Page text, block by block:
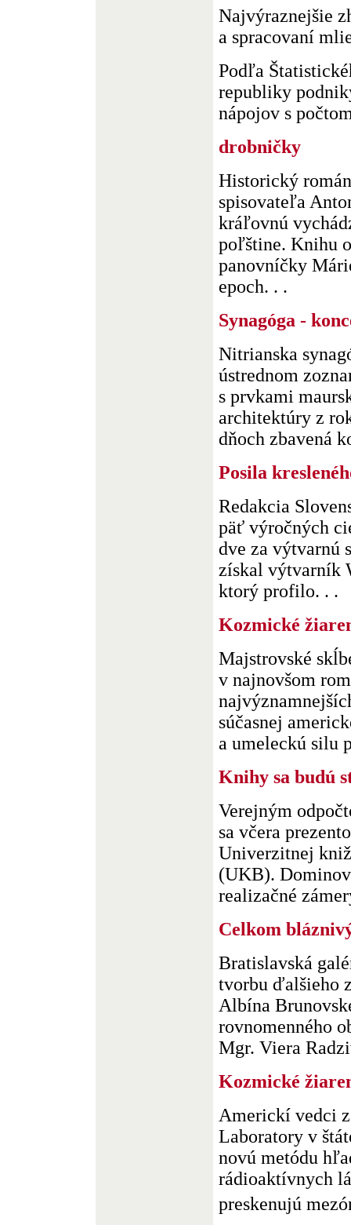
Najvýraznejšie
a spracovaní
Podľa
republiky
nápojov s
drobničky
Historický
spisovateľa
kráľovnú
poľštine. Knihu
panovníčky
epoch. . .
Synagóga -
Nitrianska
ústrednom
s prvkami
architektúry z
dňoch zbavená
Posila
Redakcia
päť výročných
dve za výtvarnú
získal výtvarník
ktorý profilo. . .
Kozmické
Majstrovské
v najnovšom
súčasnej
a umeleckú silu
Knihy sa budú
Verejným
sa včera
Univerzitnej
(UKB).
realizačné
Celkom
Bratislavská
tvorbu ďalšieho
Albína
rovnomenného
Mgr. Viera
Kozmické
Americkí vedci
Laboratory v
novú metódu
rádioaktívnych
preskenujú